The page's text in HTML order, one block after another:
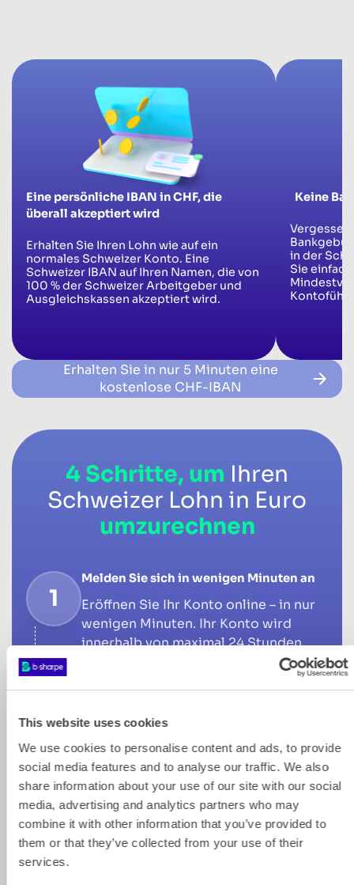
This website uses cookies
We use cookies to personalise content and ads, to provide
social media features and to analyse our traffic. We also
share information about your use of our site with our social
media, advertising and analytics partners who may
combine it with other information that you’ve provided to
them or that they’ve collected from your use of their
services.
Eine persönliche IBAN in CHF, die
überall akzeptiert wird
Erhalten Sie Ihren Lohn wie auf ein
normales Schweizer Konto. Eine
Schweizer IBAN auf Ihren Namen, die von
100 % der Schweizer Arbeitgeber und
Ausgleichskassen akzeptiert wird.
Keine
Vergessen
in der
Sie
Erhalten Sie in nur 5 Minuten eine
kostenlose CHF-IBAN
4 Schritte, um Ihren
Schweizer Lohn in Euro
umzurechnen
1
Melden Sie sich in wenigen Minuten an
Eröffnen Sie Ihr Konto online – in nur
wenigen Minuten. Ihr Konto wird
innerhalb von maximal 24 Stunden
freigeschaltet, völlig kostenlos und
ohne Verpflichtung, egal ob auf dem
2
Überweisen Sie Ihre CHF an b-sharpe
Laden Sie Ihre auf Ihren Namen
lautende IBAN in Ihrem
Kundenbereich herunter. Führen Sie
eine normale Überweisung von Ihrer
Bank per SEPA oder SWIFT an Ihre b-